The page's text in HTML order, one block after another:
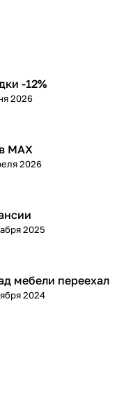
-12%
2026
МАХ
2026
2025
мебели переехал
2024